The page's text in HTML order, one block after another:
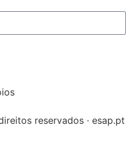
reservados · esap.pt